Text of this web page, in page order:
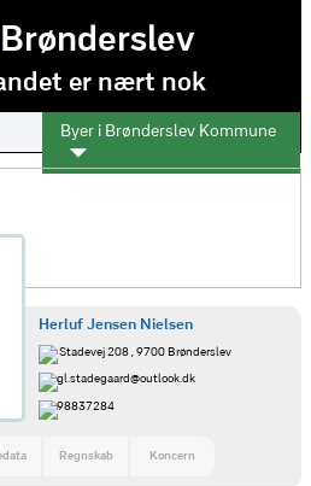
Brønderslev
er nært nok
Byer i Brønderslev Kommune
Herluf Jensen Nielsen
Stadevej 208 , 9700 Brønderslev
gl.stadegaard@outlook.dk
98837284
Regnskab Koncern